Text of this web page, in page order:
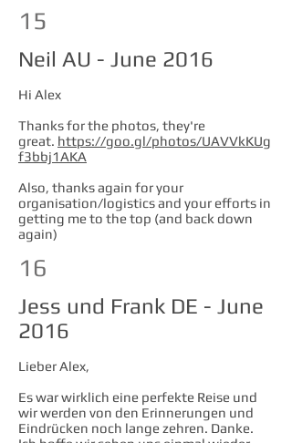
15
Neil AU - June 2016
Hi Alex
Thanks for the photos, they're
great. https://goo.gl/photos/UAVVkKUg
f3bbj1AKA
Also, thanks again for your
organisation/logistics and your efforts in
getting me to the top (and back down
again)
16
Jess und Frank DE - June
2016
Lieber Alex,
Es war wirklich eine perfekte Reise und
wir werden von den Erinnerungen und
Eindrücken noch lange zehren. Danke.